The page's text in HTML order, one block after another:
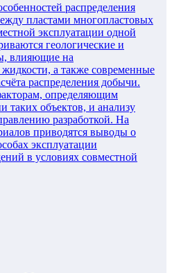
распределения
пластами многопластовых
эксплуатации одной
геологические и
влияющие на
жидкости, а также современные
распределения добычи.
определяющим
таких объектов, и анализу
разработкой. На
приводятся выводы о
эксплуатации
в условиях совместной